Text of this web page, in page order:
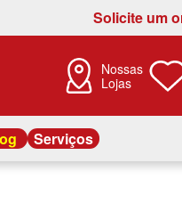
Solicite um
Nossas
Lojas
Serviços